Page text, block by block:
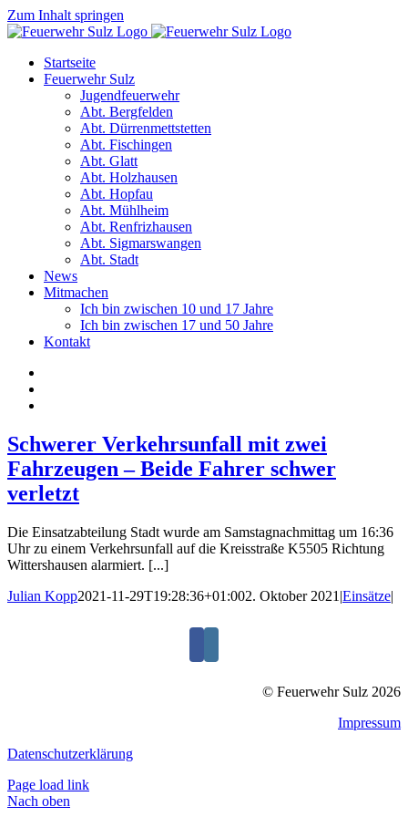
Zum Inhalt springen
Startseite
Feuerwehr Sulz
Jugendfeuerwehr
Abt. Bergfelden
Abt. Dürrenmettstetten
Abt. Fischingen
Abt. Glatt
Abt. Holzhausen
Abt. Hopfau
Abt. Mühlheim
Abt. Renfrizhausen
Abt. Sigmarswangen
Abt. Stadt
News
Mitmachen
Ich bin zwischen 10 und 17 Jahre
Ich bin zwischen 17 und 50 Jahre
Kontakt
Schwerer Verkehrsunfall mit zwei
Fahrzeugen – Beide Fahrer schwer
verletzt
Die Einsatzabteilung Stadt wurde am Samstagnachmittag um 16:36
Uhr zu einem Verkehrsunfall auf die Kreisstraße K5505 Richtung
Wittershausen alarmiert. [...]
Julian Kopp2021-11-29T19:28:36+01:002. Oktober 2021 |Einsätze|
© Feuerwehr Sulz 2026
Impressum
Datenschutzerklärung
Page load link
Nach oben